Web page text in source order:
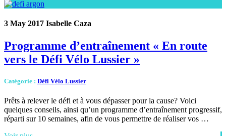
3 May 2017 Isabelle Caza
Programme d’entraînement « En route
vers le Défi Vélo Lussier »
Catégorie : Défi Vélo Lussier
Prêts à relever le défi et à vous dépasser pour la cause? Voici
quelques conseils, ainsi qu’un programme d’entraînement progressif,
réparti sur 10 semaines, afin de vous permettre de réaliser vos …